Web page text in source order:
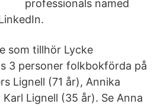
professionals named
som tillhör Lycke
3 personer folkbokförda på
Lignell (71 år), Annika
Lignell (35 år). Se Anna